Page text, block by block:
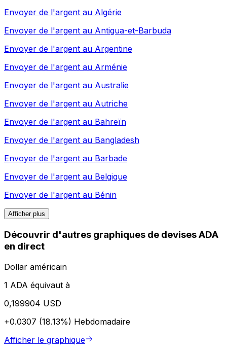
Envoyer de l'argent au Algérie
Envoyer de l'argent au Antigua-et-Barbuda
Envoyer de l'argent au Argentine
Envoyer de l'argent au Arménie
Envoyer de l'argent au Australie
Envoyer de l'argent au Autriche
Envoyer de l'argent au Bahreïn
Envoyer de l'argent au Bangladesh
Envoyer de l'argent au Barbade
Envoyer de l'argent au Belgique
Envoyer de l'argent au Bénin
Afficher plus
Découvrir d'autres graphiques de devises ADA
en direct
Dollar américain
1 ADA équivaut à
0,199904 USD
+0.0307 (18.13%) Hebdomadaire
Afficher le graphique